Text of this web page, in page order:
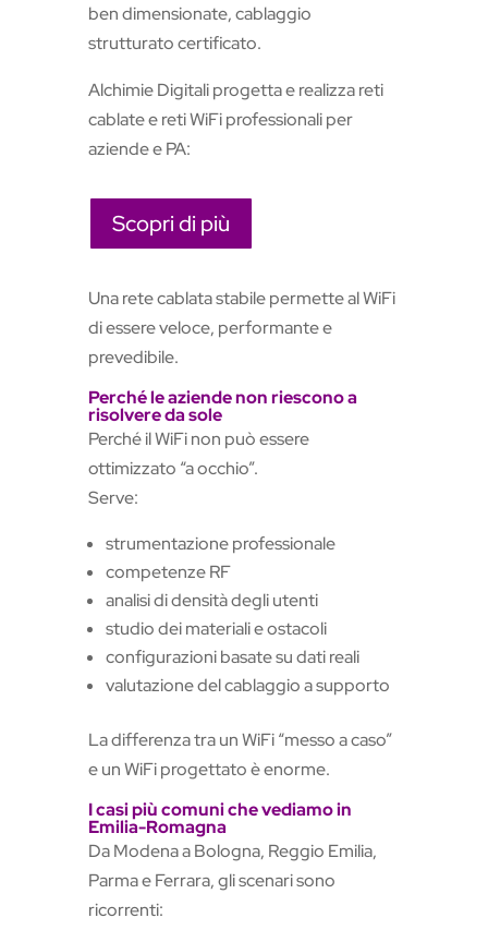
ben dimensionate, cablaggio
strutturato certificato.
Alchimie Digitali progetta e realizza reti
cablate e reti WiFi professionali per
aziende e PA:
Scopri di più
Una rete cablata stabile permette al WiFi
di essere veloce, performante e
prevedibile.
Perché le aziende non riescono a
risolvere da sole
Perché il WiFi non può essere
ottimizzato “a occhio”.
Serve:
strumentazione professionale
competenze RF
analisi di densità degli utenti
studio dei materiali e ostacoli
configurazioni basate su dati reali
valutazione del cablaggio a supporto
La differenza tra un WiFi “messo a caso”
e un WiFi progettato è enorme.
I casi più comuni che vediamo in
Emilia-Romagna
Da Modena a Bologna, Reggio Emilia,
Parma e Ferrara, gli scenari sono
ricorrenti: